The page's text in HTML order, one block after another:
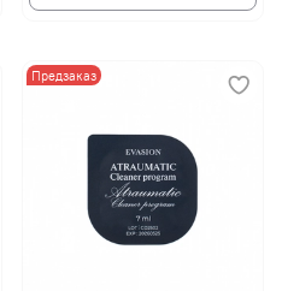
Предзаказ